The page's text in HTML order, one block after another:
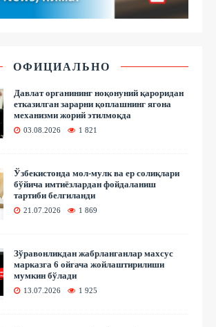
ОФИЦИАЛЬНО
Давлат органининг ноқонуний қароридан
етказилган зарарни қоплашнинг ягона
механизми жорий этилмоқда
03.08.2026 1 821
Ўзбекистонда мол-мулк ва ер солиқлари
бўйича имтиёзлардан фойдаланиш
тартиби белгиланди
21.07.2026 1 869
Зўравонликдан жабрланганлар махсус
марказга 6 ойгача жойлаштирилиши
мумкин бўлади
13.07.2026 1 925